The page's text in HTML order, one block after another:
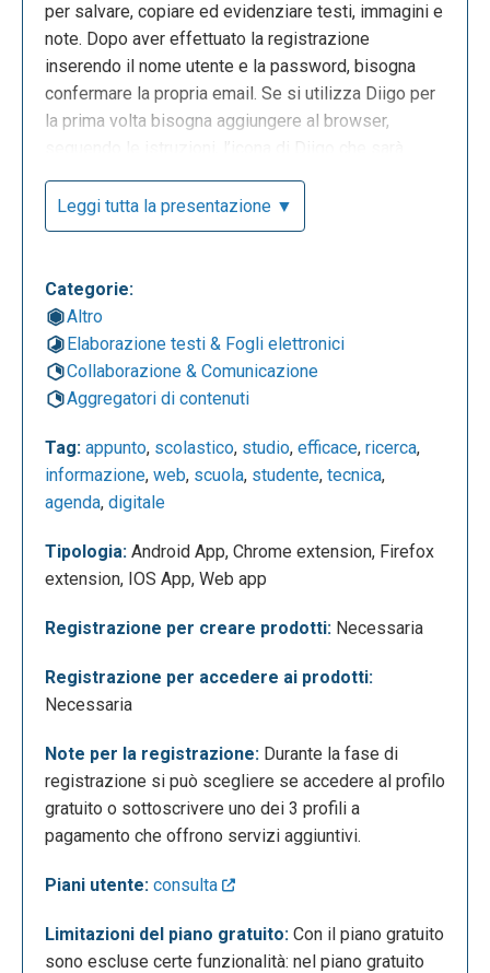
per salvare, copiare ed evidenziare testi, immagini e
note. Dopo aver effettuato la registrazione
inserendo il nome utente e la password, bisogna
confermare la propria email. Se si utilizza Diigo per
la prima volta bisogna aggiungere al browser,
utilizzata per archiviare, taggare e salvare
sull’applicazione le risorse trovate in internet. Si può
selezionare il testo con evidenziatori colorati,
rapidamente la pagina nella biblioteca personale.
Subito dopo aver creato l’account appare questa
schermata:
Per salvare i contenuti bisogna accedere al proprio
profilo seguendo questi passi:
Leggi tutta la presentazione ▼
Categorie:
Altro
Elaborazione testi & Fogli elettronici
Collaborazione & Comunicazione
Aggregatori di contenuti
Tag: appunto, scolastico, studio, efficace, ricerca,
informazione, web, scuola, studente, tecnica,
agenda, digitale
Tipologia: Android App, Chrome extension, Firefox
extension, IOS App, Web app
Registrazione per creare prodotti: Necessaria
Registrazione per accedere ai prodotti:
Necessaria
Note per la registrazione: Durante la fase di
registrazione si può scegliere se accedere al profilo
gratuito o sottoscrivere uno dei 3 profili a
pagamento che offrono servizi aggiuntivi.
Piani utente: consulta
Limitazioni del piano gratuito: Con il piano gratuito
sono escluse certe funzionalità: nel piano gratuito